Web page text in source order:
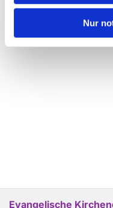
Nur
Evangelische